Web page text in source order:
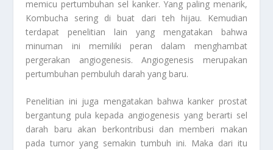
memicu pertumbuhan sel kanker. Yang paling menarik,
Kombucha sering di buat dari teh hijau. Kemudian
terdapat penelitian lain yang mengatakan bahwa
minuman ini memiliki peran dalam menghambat
pergerakan angiogenesis. Angiogenesis merupakan
pertumbuhan pembuluh darah yang baru.
Penelitian ini juga mengatakan bahwa kanker prostat
bergantung pula kepada angiogenesis yang berarti sel
darah baru akan berkontribusi dan memberi makan
pada tumor yang semakin tumbuh ini. Maka dari itu